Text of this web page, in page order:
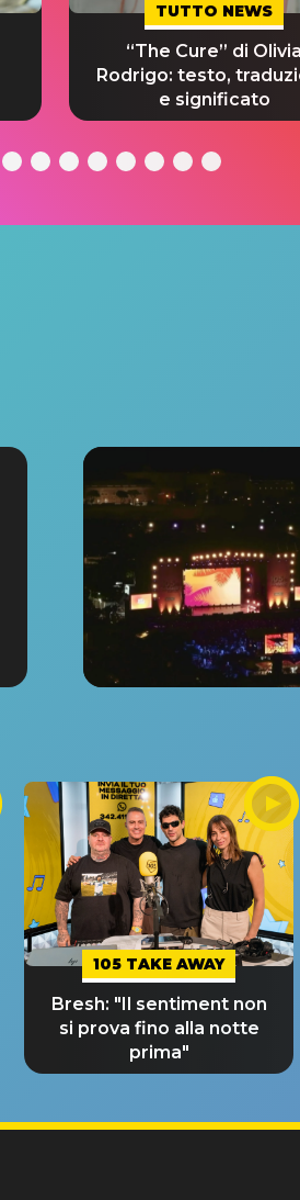
TUTTO NEWS
“The Cure” di Olivia
Rodrigo: testo,
e significato
105 TAKE AWAY
Bresh: "Il sentiment non
si prova fino alla notte
prima"